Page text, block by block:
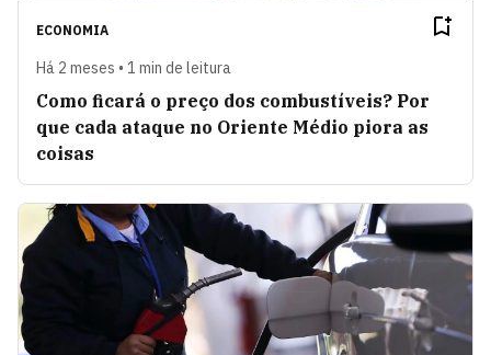
ECONOMIA
Há 2 meses • 1 min de leitura
Como ficará o preço dos combustíveis? Por
que cada ataque no Oriente Médio piora as
coisas